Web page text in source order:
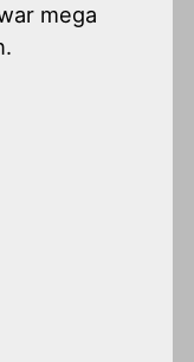
mega